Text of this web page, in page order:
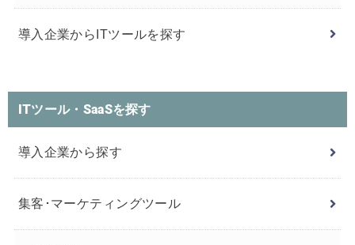
導入企業からITツールを探す
ITツール・SaaSを探す
導入企業から探す
集客･マーケティングツール